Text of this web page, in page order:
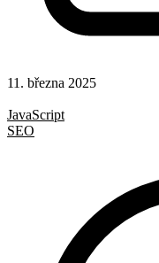
11. března 2025
JavaScript
SEO